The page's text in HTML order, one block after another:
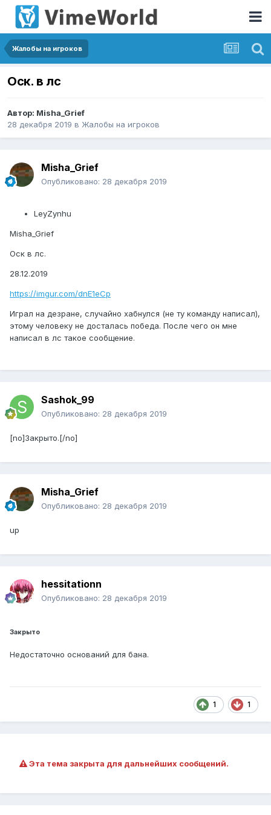
Жалобы на игроков
Оск. в лс
Автор: Misha_Grief
28 декабря 2019 в Жалобы на игроков
Misha_Grief
Опубликовано: 28 декабря 2019
LeyZynhu
Misha_Grief
Оск в лс.
28.12.2019
https://imgur.com/dnE1eCp
Играл на дезране, случайно хабнулся (не ту команду написал),
этому человеку не досталась победа. После чего он мне
написал в лс такое сообщение.
Sashok_99
Опубликовано: 28 декабря 2019
[no]Закрыто.[/no]
Misha_Grief
Опубликовано: 28 декабря 2019
up
hessitationn
Опубликовано: 28 декабря 2019
Закрыто
Недостаточно оснований для бана.
1 1
Эта тема закрыта для дальнейших сообщений.